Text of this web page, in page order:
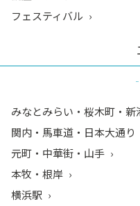
フェスティバル
みなとみらい・桜木町・新
関内・馬車道・日本大通り
元町・中華街・山手
本牧・根岸
横浜駅